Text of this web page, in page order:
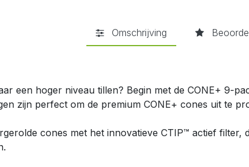
Omschrijving
een hoger niveau tillen? Begin met de CONE+ 9-
zijn perfect om de premium CONE+ cones uit te
cones met het innovatieve CTIP™ actief